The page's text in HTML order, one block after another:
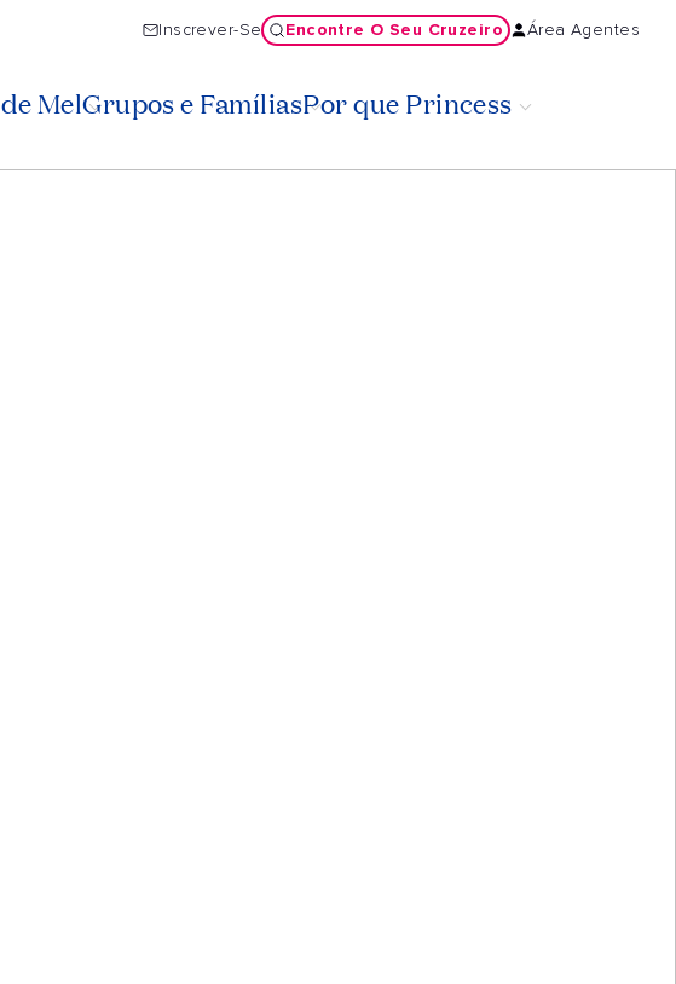
Inscrever-Se Encontre O Seu Cruzeiro Área Agentes
MelGrupos e FamíliasPor que Princess